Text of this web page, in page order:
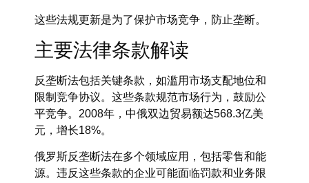
这些法规更新是为了保护市场竞争，防止垄断。
主要法律条款解读
反垄断法包括关键条款，如滥用市场支配地位和
限制竞争协议。这些条款规范市场行为，鼓励公
平竞争。2008年，中俄双边贸易额达568.3亿美
元，增长18%。
俄罗斯反垄断法在多个领域应用，包括零售和能
源。违反这些条款的企业可能面临罚款和业务限